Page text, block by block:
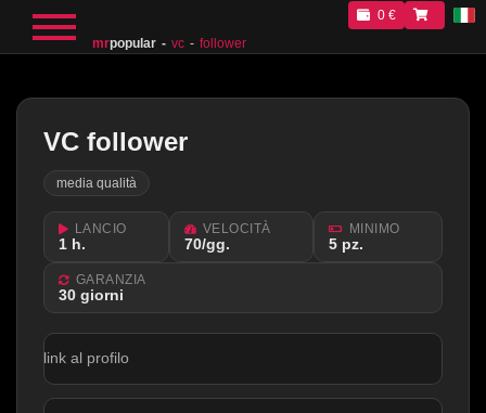
mrpopular vc follower
0 €
VC follower
media qualità
LANCIO
1 h.
VELOCITÀ
70/gg.
MINIMO
5 pz.
GARANZIA
30 giorni
link al profilo